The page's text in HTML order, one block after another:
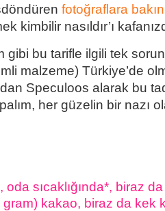
fotoğraflara bakın
kimbilir nasıldır’ı
gibi bu tarifle ilgili tek
malzeme) Türkiye’de
Speculoos alarak bu
her güzelin bir nazı
sıcaklığında*, biraz
kakao, biraz da kek